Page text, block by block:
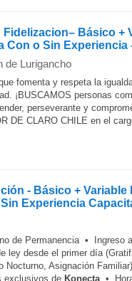
Básico +
Con o Sin Experiencia
de Lurigancho
fomenta y respeta la
¡BUSCAMOS personas
perseverante y
DE CLARO CHILE en el
- Básico + Variable
Experiencia
de Permanencia • Ingreso
ley desde el primer día
Nocturno, Asignación
exclusivos de Konecta•